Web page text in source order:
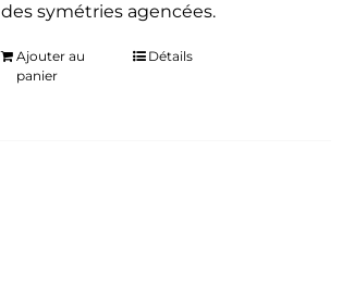
des symétries agencées.
Ajouter au
panier
Détails